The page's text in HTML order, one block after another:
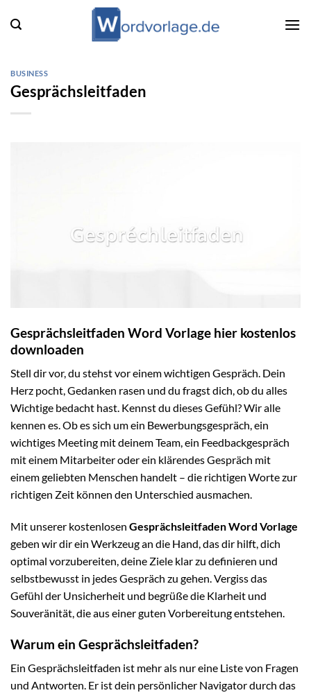
Inhalt
BUSINESS
Gesprächsleitfaden
Gesprächsleitfaden Word Vorlage hier kostenlos
downloaden
Stell dir vor, du stehst vor einem wichtigen Gespräch. Dein
Herz pocht, Gedanken rasen und du fragst dich, ob du alles
Wichtige bedacht hast. Kennst du dieses Gefühl? Wir alle
kennen es. Ob es sich um ein Bewerbungsgespräch, ein
wichtiges Meeting mit deinem Team, ein Feedbackgespräch
mit einem Mitarbeiter oder ein klärendes Gespräch mit
einem geliebten Menschen handelt – die richtigen Worte zur
richtigen Zeit können den Unterschied ausmachen.
Mit unserer kostenlosen Gesprächsleitfaden Word Vorlage
geben wir dir ein Werkzeug an die Hand, das dir hilft, dich
optimal vorzubereiten, deine Ziele klar zu definieren und
selbstbewusst in jedes Gespräch zu gehen. Vergiss das
Gefühl der Unsicherheit und begrüße die Klarheit und
Souveränität, die aus einer guten Vorbereitung entstehen.
Warum ein Gesprächsleitfaden?
Ein Gesprächsleitfaden ist mehr als nur eine Liste von Fragen
und Antworten. Er ist dein persönlicher Navigator durch das